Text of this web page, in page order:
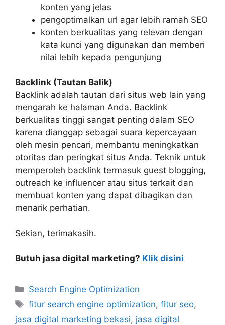
konten yang jelas
pengoptimalkan url agar lebih ramah SEO
konten berkualitas yang relevan dengan
kata kunci yang digunakan dan memberi
nilai lebih kepada pengunjung
Backlink (Tautan Balik)
Backlink adalah tautan dari situs web lain yang
mengarah ke halaman Anda. Backlink
berkualitas tinggi sangat penting dalam SEO
karena dianggap sebagai suara kepercayaan
oleh mesin pencari, membantu meningkatkan
otoritas dan peringkat situs Anda. Teknik untuk
memperoleh backlink termasuk guest blogging,
outreach ke influencer atau situs terkait dan
membuat konten yang dapat dibagikan dan
menarik perhatian.
Sekian, terimakasih.
Butuh jasa digital marketing? Klik disini
Search Engine Optimization
fitur search engine optimization,fitur seo,
jasa digital marketing bekasi, jasa digital